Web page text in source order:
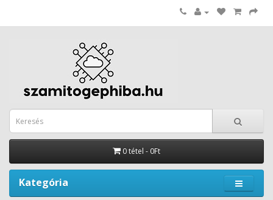
0 tétel - 0Ft
Kategória